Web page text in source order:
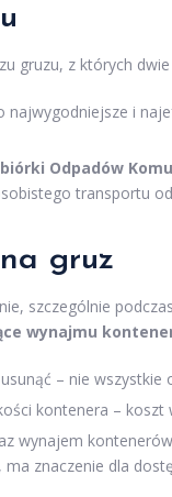
gruzu, z których
najwygodniejsze i
Odpadów
transportu
gruz
szczególnie
wynajmu
– nie
kontenera –
wynajem
, ma znaczenie dla